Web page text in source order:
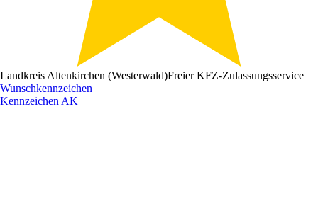
Landkreis Altenkirchen (Westerwald)Freier KFZ-Zulassungsservice
Wunschkennzeichen
Kennzeichen AK